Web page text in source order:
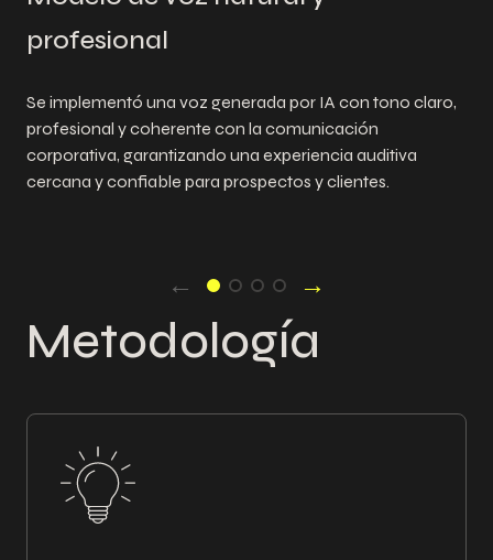
profesional
Se implementó una voz generada por IA con tono claro,
profesional y coherente con la comunicación
corporativa, garantizando una experiencia auditiva
cercana y confiable para prospectos y clientes.
← →
Metodología